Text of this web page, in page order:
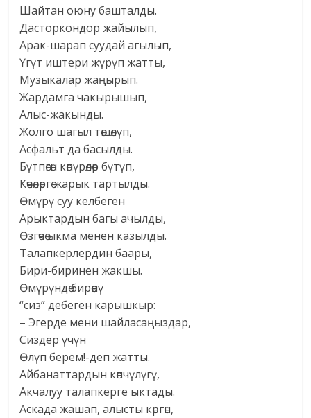
Шайтан оюну башталды.
Дасторкондор жайылып,
Арак-шарап суудай агылып,
Үгүт иштери жүрүп жатты,
Музыкалар жаңырып.
Жардамга чакырышып,
Алыс-жакынды.
Жолго шагыл төшөлүп,
Асфальт да басылды.
Бүтпөгөн көпүрөлөр бүтүп,
Көчөлөргө жарык тартылды.
Өмүрү суу келбеген
Арыктардын багы ачылды,
Өзгөчө ыкма менен казылды.
Талапкерлердин баары,
Бири-биринен жакшы.
Өмүрүндө бирөөнү
“сиз” дебеген карышкыр:
– Эгерде мени шайласаңыздар,
Сиздер үчүн
Өлүп берем!-деп жатты.
Айбанаттардын көпчүлүгү,
Акчалуу талапкерге ыктады.
Аскада жашап, алысты көргөн,